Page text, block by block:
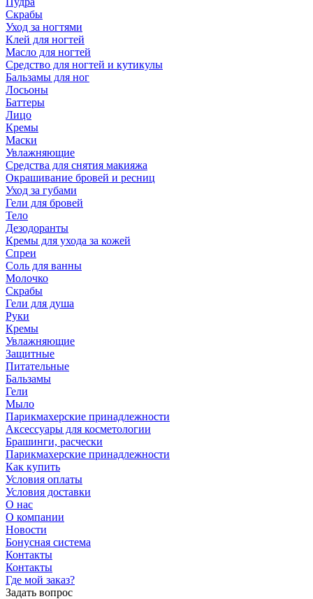
Скрабы
Уход за ногтями
Клей для ногтей
Масло для ногтей
Средство для ногтей и кутикулы
Бальзамы для ног
Лосьоны
Баттеры
Лицо
Кремы
Маски
Увлажняющие
Средства для снятия макияжа
Окрашивание бровей и ресниц
Уход за губами
Гели для бровей
Тело
Дезодоранты
Кремы для ухода за кожей
Спреи
Соль для ванны
Молочко
Скрабы
Гели для душа
Руки
Кремы
Увлажняющие
Защитные
Питательные
Бальзамы
Гели
Мыло
Парикмахерские принадлежности
Аксессуары для косметологии
Брашинги, расчески
Парикмахерские принадлежности
Как купить
Условия оплаты
Условия доставки
О нас
О компании
Новости
Бонусная система
Контакты
Контакты
Где мой заказ?
Задать вопрос